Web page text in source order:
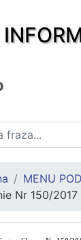
MENU
Nr 150/